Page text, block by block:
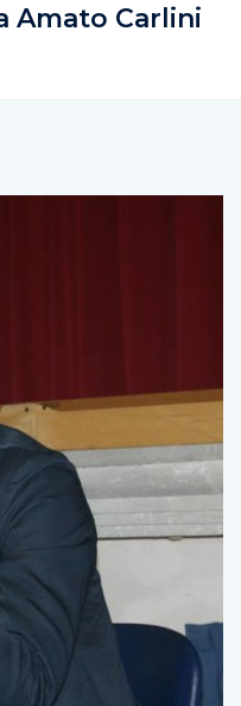
Amato Carlini